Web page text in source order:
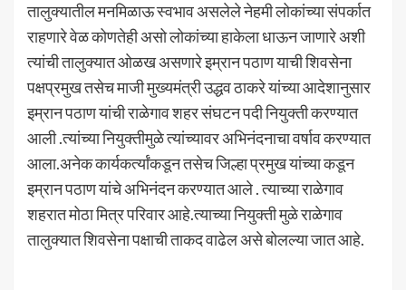
तालुक्यातील मनमिळाऊ स्वभाव असलेले नेहमी लोकांच्या संपर्कात
राहणारे वेळ कोणतेही असो लोकांच्या हाकेला धाऊन जाणारे अशी
त्यांची तालुक्यात ओळख असणारे इम्रान पठाण याची शिवसेना
पक्षप्रमुख तसेच माजी मुख्यमंत्री उद्धव ठाकरे यांच्या आदेशानुसार
इम्रान पठाण यांची राळेगाव शहर संघटन पदी नियुक्ती करण्यात
आली .त्यांच्या नियुक्तीमुळे त्यांच्यावर अभिनंदनाचा वर्षाव करण्यात
आला.अनेक कार्यकर्त्यांकडून तसेच जिल्हा प्रमुख यांच्या कडून
इम्रान पठाण यांचे अभिनंदन करण्यात आले . त्याच्या राळेगाव
शहरात मोठा मित्र परिवार आहे.त्याच्या नियुक्ती मुळे राळेगाव
तालुक्यात शिवसेना पक्षाची ताकद वाढेल असे बोलल्या जात आहे.